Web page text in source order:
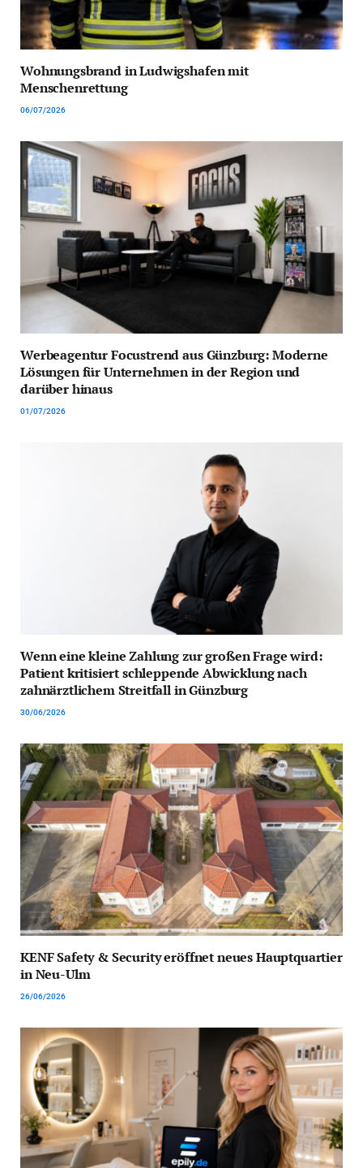
Wohnungsbrand in Ludwigshafen mit
Menschenrettung
06/07/2026
Werbeagentur Focustrend aus Günzburg: Moderne
Lösungen für Unternehmen in der Region und
darüber hinaus
01/07/2026
Wenn eine kleine Zahlung zur großen Frage wird:
Patient kritisiert schleppende Abwicklung nach
zahnärztlichem Streitfall in Günzburg
30/06/2026
KENF Safety & Security eröffnet neues Hauptquartier
in Neu-Ulm
26/06/2026